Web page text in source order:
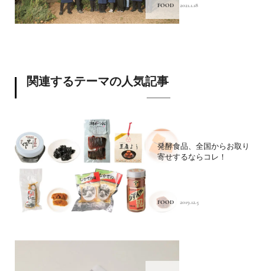
FOOD 2021.1.18
関連するテーマの人気記事
発酵食品、全国からお取り
寄せするならコレ！
FOOD 2019.12.5